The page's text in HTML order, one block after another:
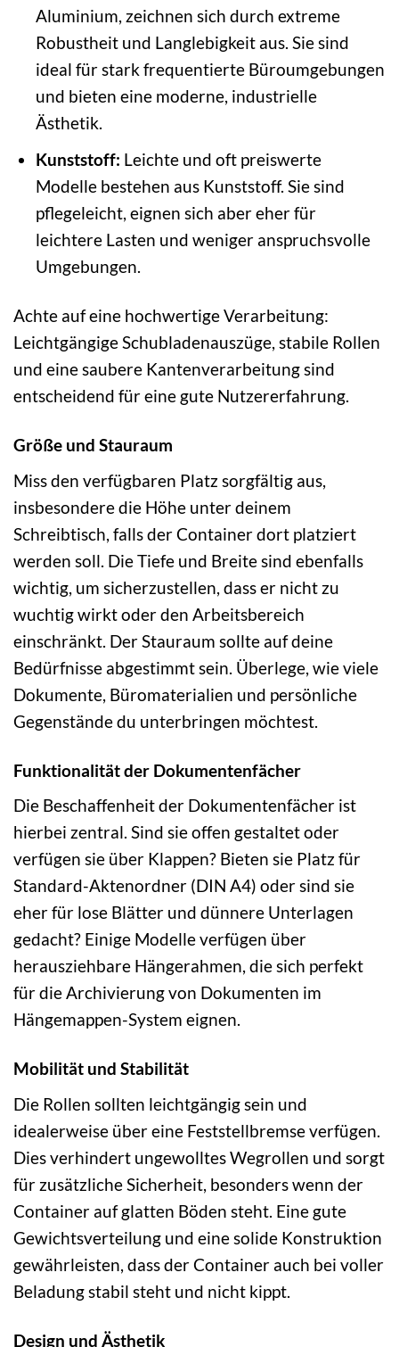
Aluminium, zeichnen sich durch extreme
Robustheit und Langlebigkeit aus. Sie sind
ideal für stark frequentierte Büroumgebungen
und bieten eine moderne, industrielle
Ästhetik.
Kunststoff: Leichte und oft preiswerte
Modelle bestehen aus Kunststoff. Sie sind
pflegeleicht, eignen sich aber eher für
leichtere Lasten und weniger anspruchsvolle
Umgebungen.
Achte auf eine hochwertige Verarbeitung:
Leichtgängige Schubladenauszüge, stabile Rollen
und eine saubere Kantenverarbeitung sind
entscheidend für eine gute Nutzererfahrung.
Größe und Stauraum
Miss den verfügbaren Platz sorgfältig aus,
insbesondere die Höhe unter deinem
Schreibtisch, falls der Container dort platziert
werden soll. Die Tiefe und Breite sind ebenfalls
wichtig, um sicherzustellen, dass er nicht zu
wuchtig wirkt oder den Arbeitsbereich
einschränkt. Der Stauraum sollte auf deine
Bedürfnisse abgestimmt sein. Überlege, wie viele
Dokumente, Büromaterialien und persönliche
Gegenstände du unterbringen möchtest.
Funktionalität der Dokumentenfächer
Die Beschaffenheit der Dokumentenfächer ist
hierbei zentral. Sind sie offen gestaltet oder
verfügen sie über Klappen? Bieten sie Platz für
Standard-Aktenordner (DIN A4) oder sind sie
eher für lose Blätter und dünnere Unterlagen
gedacht? Einige Modelle verfügen über
herausziehbare Hängerahmen, die sich perfekt
für die Archivierung von Dokumenten im
Hängemappen-System eignen.
Mobilität und Stabilität
Die Rollen sollten leichtgängig sein und
idealerweise über eine Feststellbremse verfügen.
Dies verhindert ungewolltes Wegrollen und sorgt
für zusätzliche Sicherheit, besonders wenn der
Container auf glatten Böden steht. Eine gute
Gewichtsverteilung und eine solide Konstruktion
gewährleisten, dass der Container auch bei voller
Beladung stabil steht und nicht kippt.
Design und Ästhetik